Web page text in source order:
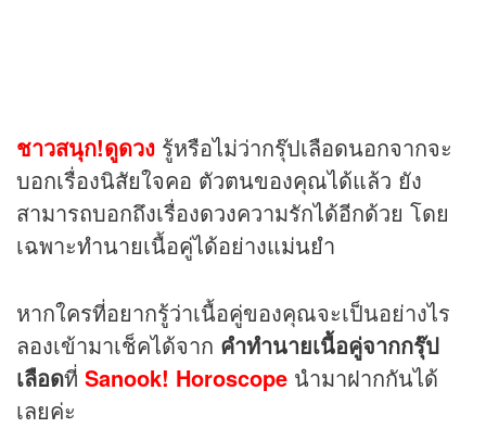
ชาวสนุก!ดูดวง รู้หรือไม่ว่ากรุ๊ปเลือดนอกจากจะ
บอกเรื่องนิสัยใจคอ ตัวตนของคุณได้แล้ว ยัง
สามารถบอกถึงเรื่องดวงความรักได้อีกด้วย โดย
เฉพาะทำนายเนื้อคู่ได้อย่างแม่นยำ
หากใครที่อยากรู้ว่าเนื้อคู่ของคุณจะเป็นอย่างไร
ลองเข้ามาเช็คได้จาก คำทำนายเนื้อคู่จากกรุ๊ป
เลือดที่ Sanook! Horoscope นำมาฝากกันได้
เลยค่ะ